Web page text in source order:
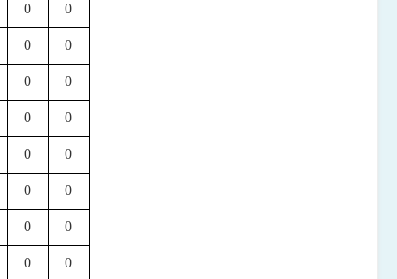
0 0
0 0
0 0
0 0
0 0
0 0
0 0
0 0